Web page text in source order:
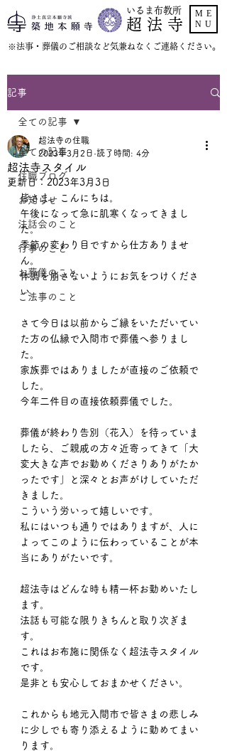
いるま布教所
超 法 寺
​※法事・葬儀のご相談など気兼ねなくご連絡ください。
ME
NU
記事
全ての記事
住職ブログ
お知らせ
法話会のこと
行事のこと
お葬儀のこと
ご法事のこと
全ての記事
超法寺スタイル
超法寺の住職
2023年3月2日 読了時間: 4分
更新日： 2023年3月3日
皆さま、こんにちは。
午後になって急に肌寒くなってきまし
た。
季節の変わり目ですから仕方ありませ
ん。
体調を崩さないようにお気をつけくださ
い。
さて今日は以前からご縁をいただいてい
た方の仏縁で入間市で葬儀へ参りまし
た。
家族葬ではありましたが直接のご依頼で
した。
今年二件目の直接依頼葬儀でした。
葬儀が終わり告別（花入）を待っていま
したら、ご親戚の方々近寄ってきて「大
変大きな声でお勤めくださりありがたか
ったです」と深々とお声がけしていただ
きました。
こういう労いって嬉しいです。
私にはいつも通りではありますが、人に
よってこのように伝わっていることが本
当にありがたいです。
超法寺はどんな時も精一杯お勤めいたし
ます。
法話も可能な限りきちんと取り次ぎま
す。
これはお布施に関係なく超法寺スタイル
です。
是非とも安心しておまかせください。
これからも地元入間市で皆さまの悲しみ
に少しでも寄り添えるように勤めてまい
ります。